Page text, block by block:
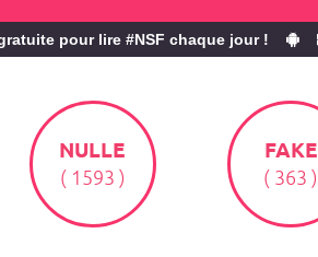
pour lire #NSF chaque jour !
NULLE
( 1593 )
FAKE
( 363 )